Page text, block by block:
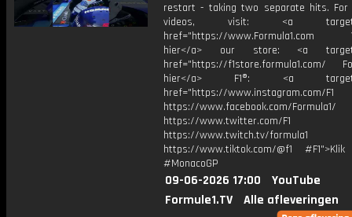
restart - taking two separate hits. For
videos, visit: <a
href="https://www.Formula1.com
hier</a> our store: <a
href="https://f1store.formula1.com/
hier</a> F1®: <a
href="https://www.instagram.com/F1
https://www.facebook.com/Formula1/
https://www.twitter.com/F1
https://www.twitch.tv/formula1
https://www.tiktok.com/@f1
#MonacoGP
09-06-2026 17:00
YouTube
Formule1.TV
Alle afleveringen